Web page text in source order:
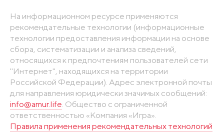
На информационном ресурсе применяются
рекомендательные технологии (информационные
технологии предоставления информации на основе
сбора, систематизации и анализа сведений,
относящихся к предпочтениям пользователей сети
"Интернет", находящихся на территории
Российской Федерации). Адрес электронной почты
для направления юридически значимых сообщений:
info@amur.life. Общество с ограниченной
ответственностью «Компания «Игра».
Правила применения рекомендательных технологий